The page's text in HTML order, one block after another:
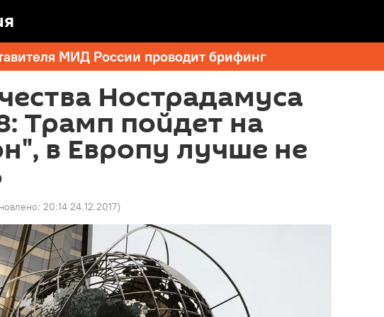
МИД России проводит брифинг
Нострадамуса
Трамп пойдет на
в Европу лучше не
20:14 24.12.2017)